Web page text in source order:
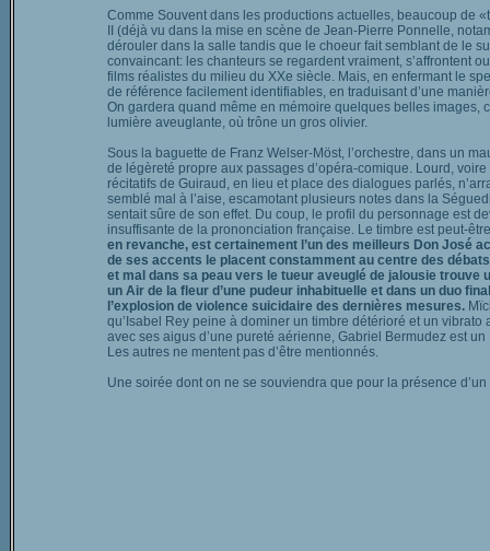
Comme Souvent dans les productions actuelles, beaucoup de
II (déjà vu dans la mise en scène de Jean-Pierre Ponnelle,
dérouler dans la salle tandis que le choeur fait semblant de le
convaincant: les chanteurs se regardent vraiment, s’affrontent
films réalistes du milieu du XXe siècle. Mais, en enfermant le
de référence facilement identifiables, en traduisant d’une
On gardera quand même en mémoire quelques belles images,
lumière aveuglante, où trône un gros olivier.
Sous la baguette de Franz Welser-Möst, l’orchestre, dans un
de légèreté propre aux passages d’opéra-comique. Lourd,
récitatifs de Guiraud, en lieu et place des dialogues parlés,
semblé mal à l’aise, escamotant plusieurs notes dans la
sentait sûre de son effet. Du coup, le profil du personnage est
insuffisante de la prononciation française. Le timbre est peut-
en revanche, est certainement l’un des meilleurs Don José
de ses accents le placent constamment au centre des
et mal dans sa peau vers le tueur aveuglé de jalousie trouve
un Air de la fleur d’une pudeur inhabituelle et dans un duo
l’explosion de violence suicidaire des dernières mesures.
qu’Isabel Rey peine à dominer un timbre détérioré et un
avec ses aigus d’une pureté aérienne, Gabriel Bermudez est
Les autres ne mentent pas d’être mentionnés.
Une soirée dont on ne se souviendra que pour la présence